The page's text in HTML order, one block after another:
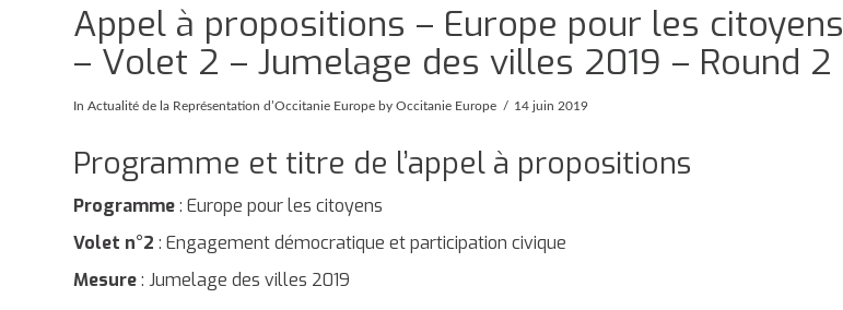
Appel à propositions – Europe pour les citoyens
– Volet 2 – Jumelage des villes 2019 – Round 2
InActualité de la Représentation d’Occitanie Europe by Occitanie Europe 14 juin 2019
Programme et titre de l’appel à propositions
Programme: Europe pour les citoyens
Volet n°2 : Engagement démocratique et participation civique
Mesure: Jumelage des villes 2019